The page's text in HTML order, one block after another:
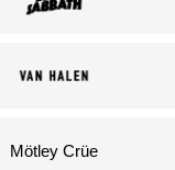
Mötley Crüe